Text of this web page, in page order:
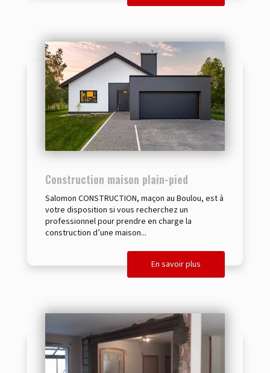
Construction maison plain-pied
Salomon CONSTRUCTION, maçon au Boulou, est à
votre disposition si vous recherchez un
professionnel pour prendre en charge la
construction d’une maison...
En savoir plus